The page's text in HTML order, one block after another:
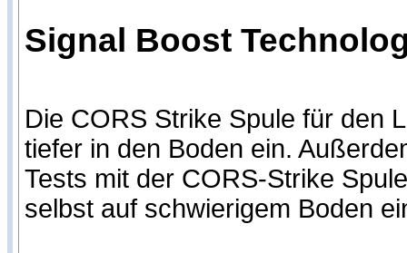
Signal Boost
Die CORS Strike Spule für den
tiefer in den Boden ein.
Tests mit der CORS-Strike
selbst auf schwierigem Boden